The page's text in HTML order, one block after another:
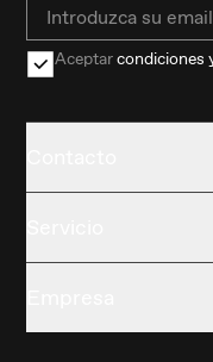
Aceptarcondiciones